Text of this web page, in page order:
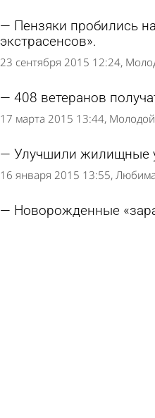
Пензяки пробились
экстрасенсов».
23 сентября 2015 12:24
408 ветеранов
17 марта 2015 13:44
Улучшили жилищные
16 января 2015 13:55
Новорожденные